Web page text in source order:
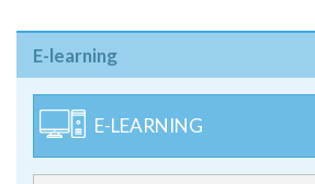
E-learning
E-LEARNING